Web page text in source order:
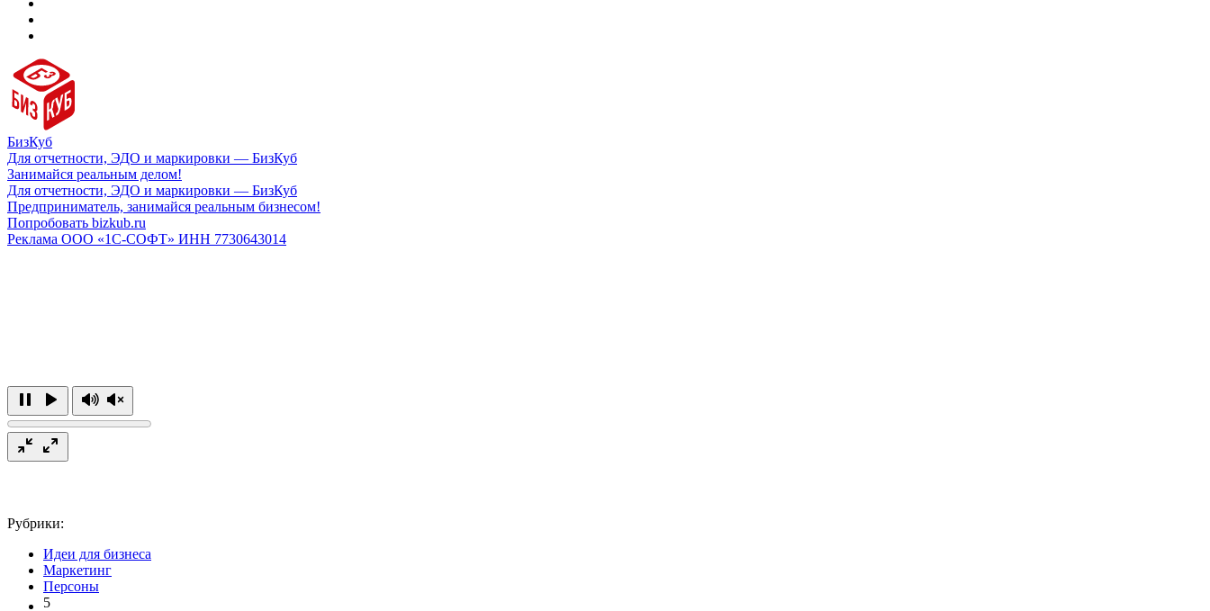
БизКуб
Для отчетности, ЭДО и маркировки — БизКуб
Занимайся реальным делом!
Для отчетности, ЭДО и маркировки — БизКуб
Предприниматель, занимайся реальным бизнесом!
Попробовать bizkub.ru
Реклама ООО «1С-СОФТ» ИНН 7730643014
Рубрики:
Идеи для бизнеса
Маркетинг
Персоны
5